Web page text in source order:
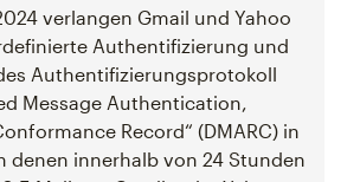
verlangen Gmail und Yahoo
Authentifizierung und
Authentifizierungsprotokoll
Message Authentication,
Record“ (DMARC) in
denen innerhalb von 24 Stunden